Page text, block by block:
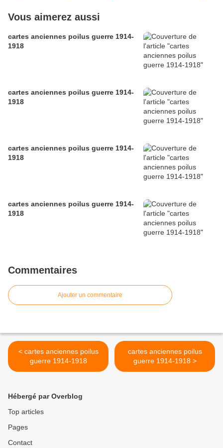
Vous aimerez aussi
cartes anciennes poilus guerre 1914-
1918
cartes anciennes poilus guerre 1914-
1918
cartes anciennes poilus guerre 1914-
1918
cartes anciennes poilus guerre 1914-
1918
Commentaires
Ajouter un commentaire
< cartes anciennes poilus
guerre 1914-1918
cartes anciennes poilus
guerre 1914-1918 >
Hébergé par Overblog
Top articles
Pages
Contact